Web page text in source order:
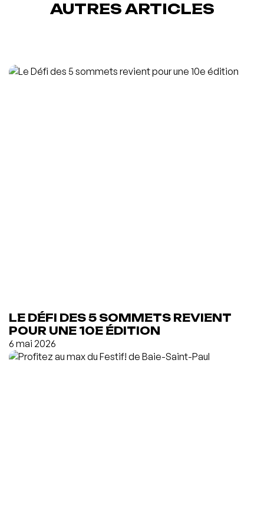
AUTRES ARTICLES
LE DÉFI DES 5 SOMMETS REVIENT
POUR UNE 10E ÉDITION
6 mai 2026